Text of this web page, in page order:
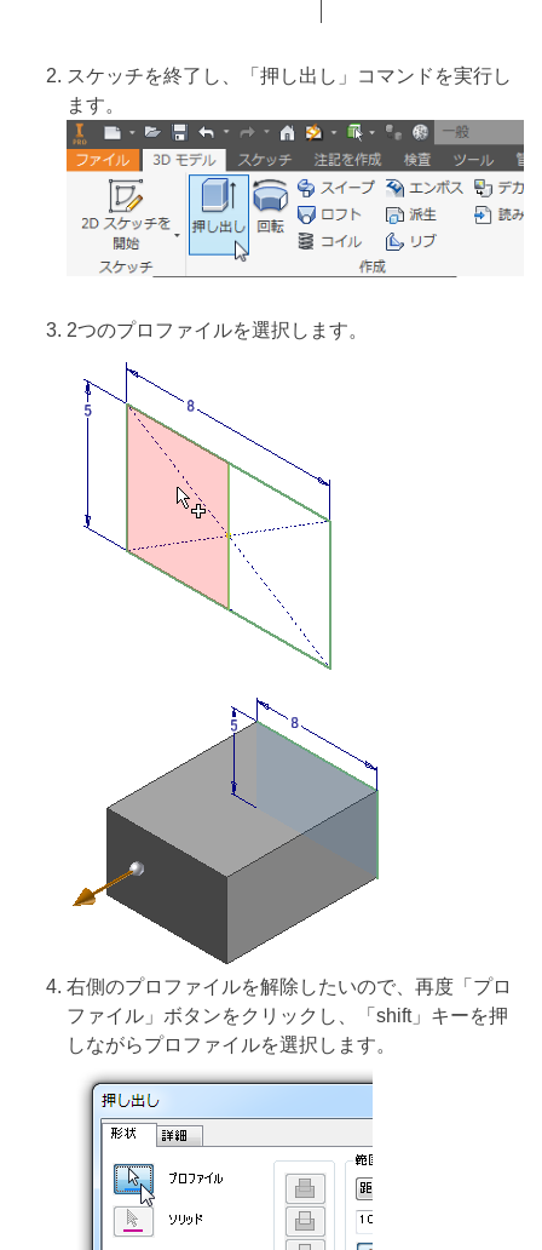
スケッチを終了し、「押し出し」コマンドを実行し
ます。
2つのプロファイルを選択します。
右側のプロファイルを解除したいので、再度「プロ
ファイル」ボタンをクリックし、「shift」キーを押
しながらプロファイルを選択します。